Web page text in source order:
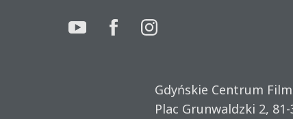
Gdyńskie Centrum
Plac Grunwaldzki 2,